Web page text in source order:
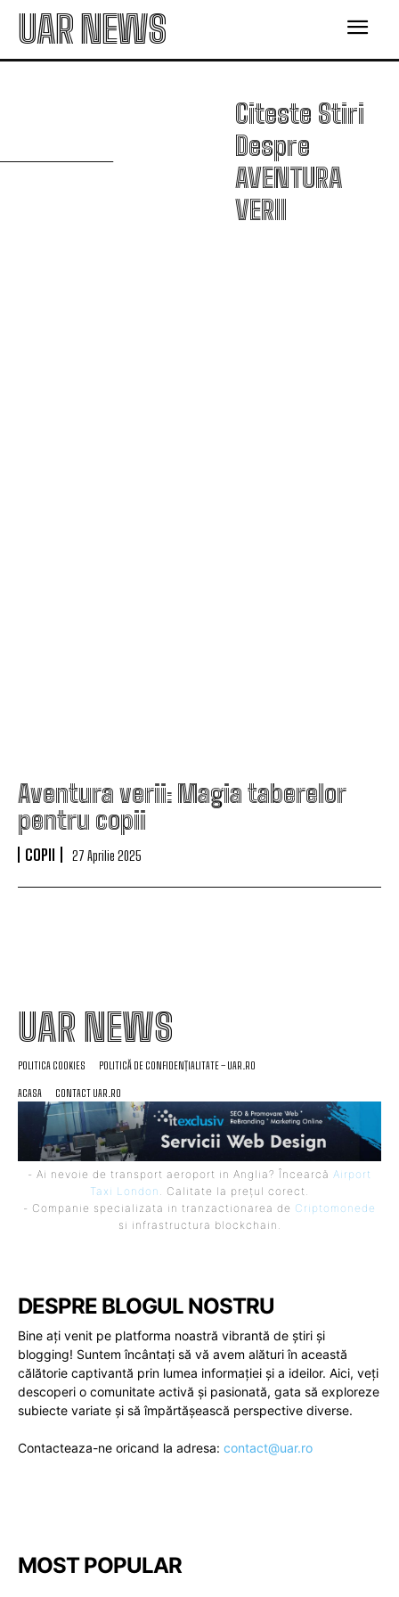
UAR NEWS
Citeste Stiri
Despre
AVENTURA
VERII
A
Aventura verii: Magia taberelor
pentru copii
COPII 27 Aprilie 2025
UAR NEWS
POLITICA COOKIES POLITICĂ DE CONFIDENȚIALITATE – UAR.RO
ACASA CONTACT UAR.RO
- Ai nevoie de transport aeroport in Anglia? Încearcă Airport
Taxi London . Calitate la prețul corect.
- Companie specializata in tranzactionarea de Criptomonede
si infrastructura blockchain.
DESPRE BLOGUL NOSTRU
Bine ați venit pe platforma noastră vibrantă de știri și
blogging! Suntem încântați să vă avem alături în această
călătorie captivantă prin lumea informației și a ideilor. Aici, veți
descoperi o comunitate activă și pasionată, gata să exploreze
subiecte variate și să împărtășească perspective diverse.
Contacteaza-ne oricand la adresa: contact@uar.ro
MOST POPULAR